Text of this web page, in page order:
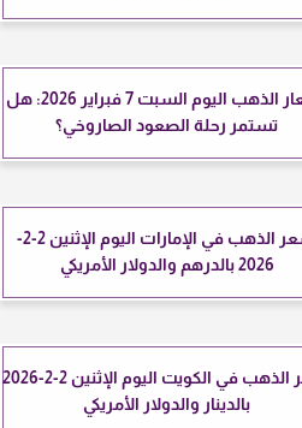
أسعار الذهب اليوم السبت 7 فبراير 2026: هل
تستمر رحلة الصعود الصاروخي؟
سعر الذهب في الإمارات اليوم الإثنين 2-2-
2026 بالدرهم والدولار الأمريكي
سعر الذهب في الكويت اليوم الإثنين 2-2-2026
بالدينار والدولار الأمريكي